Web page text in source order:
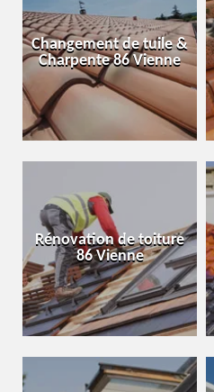
Changement de tuile &
Charpente 86 Vienne
Rénovation de toiture
86 Vienne